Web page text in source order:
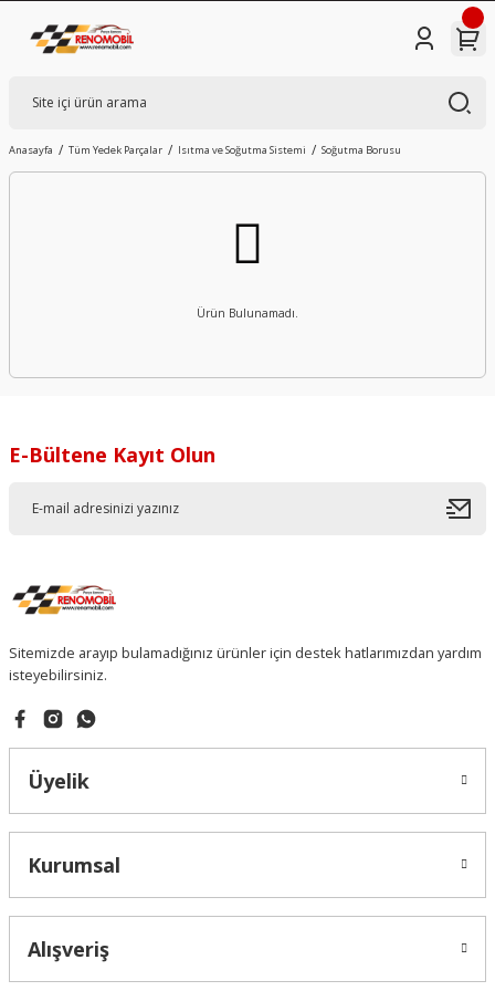
Anasayfa Tüm Yedek Parçalar Isıtma ve Soğutma Sistemi Soğutma Borusu
Ürün Bulunamadı.
E-Bültene Kayıt Olun
Sitemizde arayıp bulamadığınız ürünler için destek hatlarımızdan yardım
isteyebilirsiniz.
Üyelik
Kurumsal
Alışveriş